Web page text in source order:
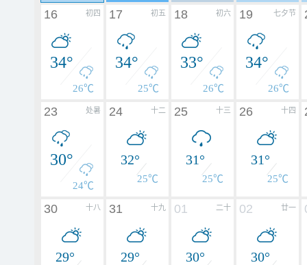
初四
16
34°
26℃
初五
17
34°
25℃
初六
18
33°
26℃
七夕节
19
34°
26℃
处暑
23
30°
24℃
十二
24
32°
25℃
十三
25
31°
25℃
十四
26
31°
25℃
十八
30
29°
十九
31
29°
二十
01
30°
廿一
02
30°